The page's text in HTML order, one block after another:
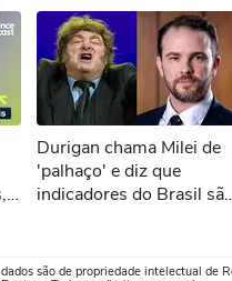
Durigan chama Milei de
'palhaço' e diz que
indicadores do Brasil
são de propriedade intelectual de